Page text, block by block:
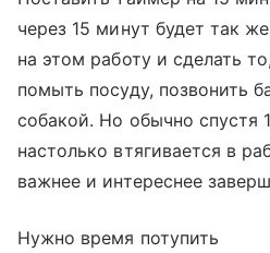
через 15 минут будет так
на этом работу и сделать
помыть посуду, позвонить
собакой. Но обычно спустя
настолько втягивается в
важнее и интереснее
Нужно время потупить